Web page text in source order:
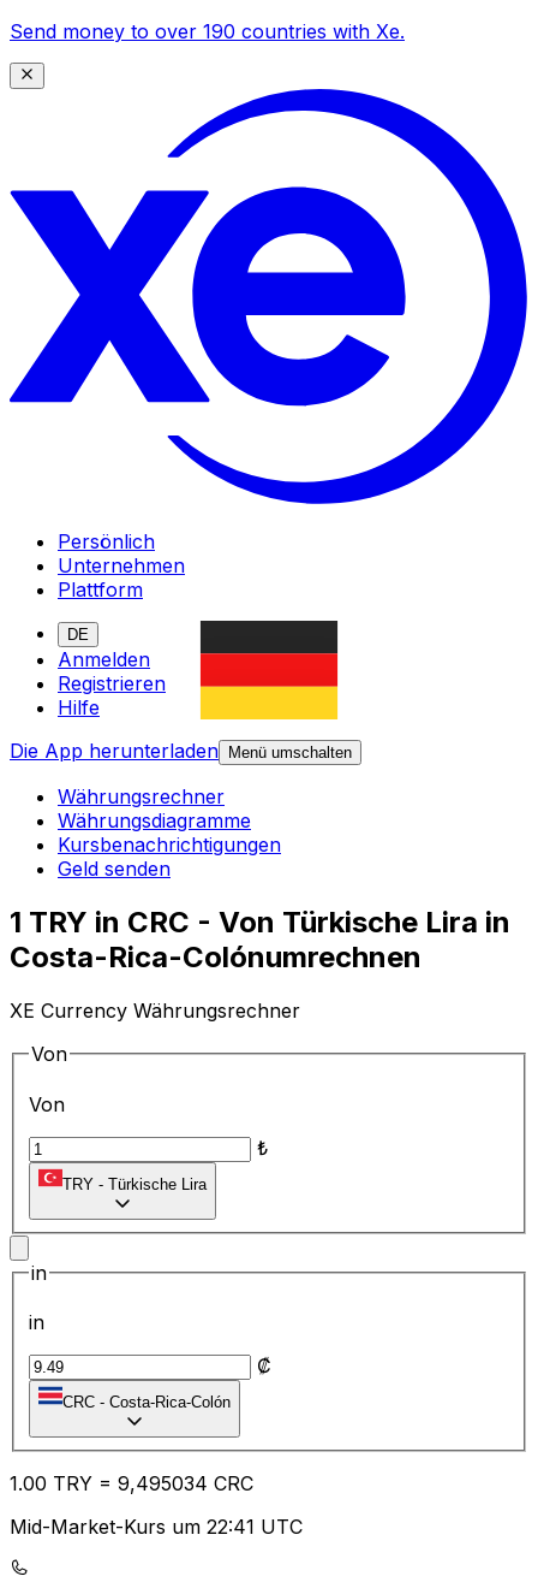
Send money to over 190 countries with Xe.
Persönlich
Unternehmen
Plattform
DE
Anmelden
Registrieren
Hilfe
Die App herunterladen
Menü umschalten
Währungsrechner
Währungsdiagramme
Kursbenachrichtigungen
Geld senden
1 TRY in CRC - Von Türkische Lira in
Costa-Rica-Colónumrechnen
XE Currency Währungsrechner
Von
Von
₺
TRY - Türkische Lira
in
in
₡
CRC - Costa-Rica-Colón
1.00 TRY = 9,495034 CRC
Mid-Market-Kurs um 22:41 UTC